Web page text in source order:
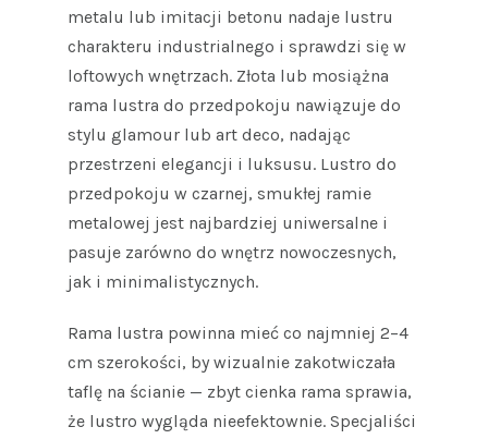
metalu lub imitacji betonu nadaje lustru
charakteru industrialnego i sprawdzi się w
loftowych wnętrzach. Złota lub mosiążna
rama lustra do przedpokoju nawiązuje do
stylu glamour lub art deco, nadając
przestrzeni elegancji i luksusu. Lustro do
przedpokoju w czarnej, smukłej ramie
metalowej jest najbardziej uniwersalne i
pasuje zarówno do wnętrz nowoczesnych,
jak i minimalistycznych.
Rama lustra powinna mieć co najmniej 2–4
cm szerokości, by wizualnie zakotwiczała
taflę na ścianie — zbyt cienka rama sprawia,
że lustro wygląda nieefektownie. Specjaliści